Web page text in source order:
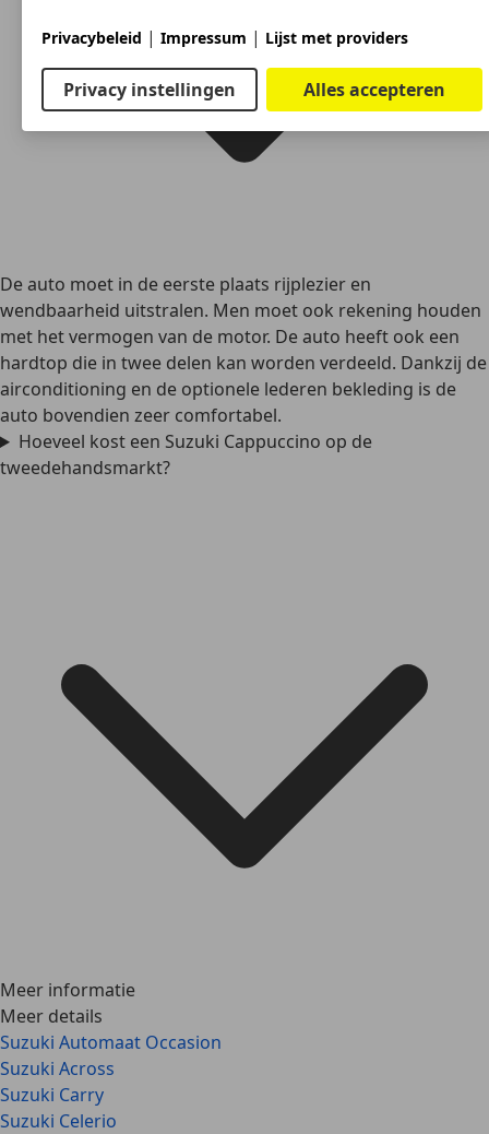
De auto moet in de eerste plaats rijplezier en
wendbaarheid uitstralen. Men moet ook rekening houden
met het vermogen van de motor. De auto heeft ook een
hardtop die in twee delen kan worden verdeeld. Dankzij de
airconditioning en de optionele lederen bekleding is de
auto bovendien zeer comfortabel.
Hoeveel kost een Suzuki Cappuccino op de
tweedehandsmarkt?
Meer informatie
Meer details
Suzuki Automaat Occasion
Suzuki Across
Suzuki Carry
Suzuki Celerio
Privacybeleid | Impressum | Lijst met providers
Privacy instellingen Alles accepteren